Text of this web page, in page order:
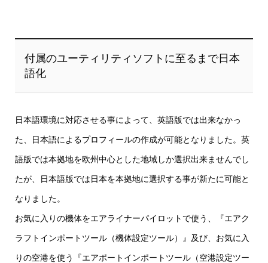
付属のユーティリティソフトに至るまで日本
語化
日本語環境に対応させる事によって、英語版では出来なかっ
た、日本語によるプロフィールの作成が可能となりました。英
語版では本拠地を欧州中心とした地域しか選択出来ませんでし
たが、日本語版では日本を本拠地に選択する事が新たに可能と
なりました。
お気に入りの機体をエアライナーパイロットで使う、『エアク
ラフトインポートツール（機体設定ツール）』及び、お気に入
りの空港を使う『エアポートインポートツール（空港設定ツー